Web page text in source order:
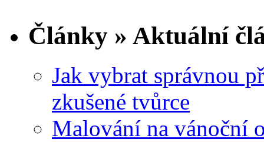
Články » Aktuální
Jak vybrat správnou
zkušené tvůrce
Malování na vánoční